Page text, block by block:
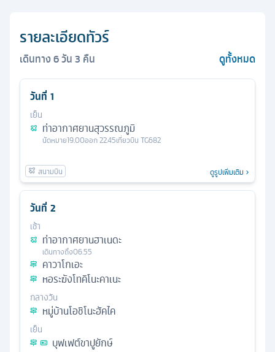
รายละเอียดทัวร์
เดินทาง6วัน3 คืน ดูทั้งหมด
วันที่ 1
เย็น
ท่าอากาศยานสุวรรณภูมิ
นัดหมาย19.00ออก22.45เที่ยวบิน TG682
ดูรูปเพิ่มเติม
วันที่ 2
เช้า
ท่าอากาศยานฮาเนดะ
เดินทางถึง06.55
คาวาโกเอะ
หอระฆังโทคิโนะคาเนะ
กลางวัน
หมู่บ้านโอชิโนะฮัคไค
เย็น
บุฟเฟต์ขาปูยักษ์